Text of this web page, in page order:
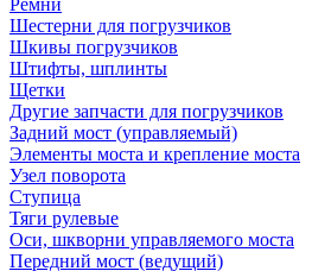
Ремни
Шестерни для погрузчиков
Шкивы погрузчиков
Штифты, шплинты
Щетки
Другие запчасти для погрузчиков
Задний мост (управляемый)
Элементы моста и крепление моста
Узел поворота
Ступица
Тяги рулевые
Оси, шкворни управляемого моста
Передний мост (ведущий)